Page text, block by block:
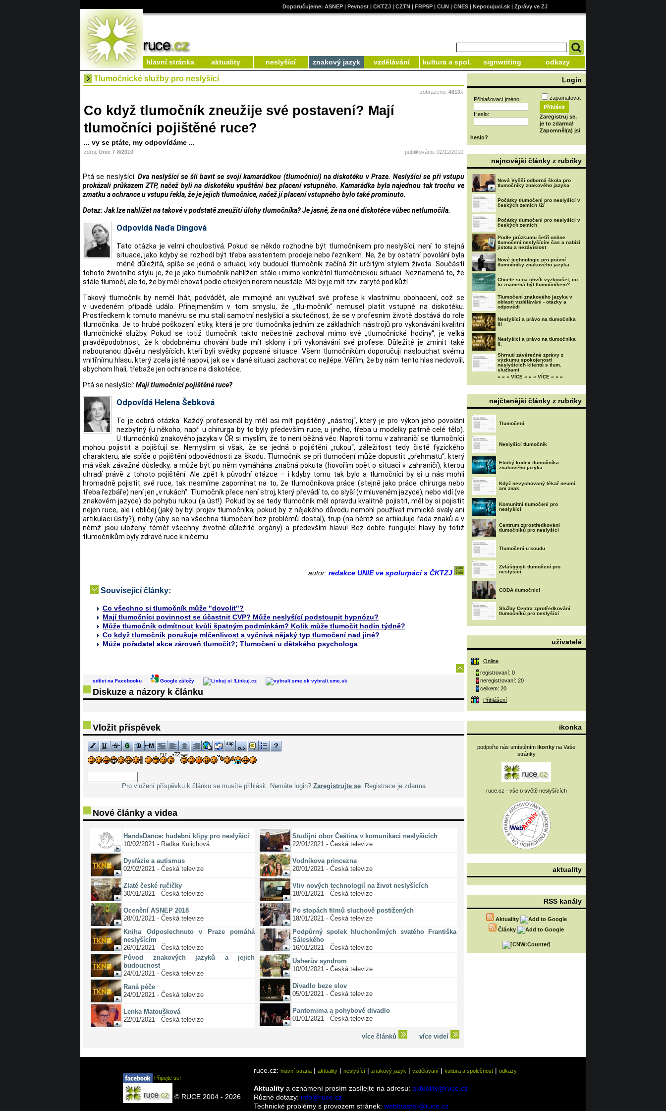
Doporučujeme: ASNEP| Pevnost| CKTZJ| CZTN| FRPSP| CUN| CNES| Nepocujuci.sk| Zprávy ve ZJ
hlavní stránka aktuality neslyšící znakový jazyk vzdělávání kultura a spol. signwriting odkazy
Tlumočnické služby pro neslyšící
zobrazeno: 4810x
Co když tlumočník zneužije své postavení? Mají
tlumočníci pojištěné ruce?
... vy se ptáte, my odpovídáme ...
zdroj: Unie 7-8/2010 publikováno: 02/12/2010
Ptá se neslyšící:Dva neslyšící se šli bavit se svojí kamarádkou (tlumočnicí) na diskotéku v Praze. Neslyšící se při vstupu
prokázali průkazem ZTP, načež byli na diskotéku vpuštěni bez placení vstupného. Kamarádka byla najednou tak trochu ve
zmatku a ochrance u vstupu řekla, že je jejich tlumočnice, načež jí placení vstupného bylo také prominuto.
Dotaz: Jak lze nahlížet na takové v podstatě zneužití úlohy tlumočníka? Je jasné, že na oné diskotéce vůbec netlumočila.
Odpovídá Naďa Dingová
Tato otázka je velmi choulostivá. Pokud se někdo rozhodne být tlumočníkem pro neslyšící, není to stejná
situace, jako kdyby se rozhodl být třeba asistentem prodeje nebo řezníkem. Ne, že by ostatní povolání byla
méně důležitá, spíše se jedná o situaci, kdy budoucí tlumočník začíná žít určitým stylem života. Součástí
tohoto životního stylu je, že je jako tlumočník nahlížen stále i mimo konkrétní tlumočnickou situaci. Neznamená to, že
stále tlumočí, ale to, že by měl chovat podle etických norem neustále. Měl by je mít tzv. zaryté pod kůží.
Takový tlumočník by neměl lhát, podvádět, ale mimojiné ani využívat své profese k vlastnímu obohacení, což se
v uvedeném případě událo. Přinejmenším v tom smyslu, že „tlu-močník“ nemusel platit vstupné na diskotéku.
Prostředkem k tomuto manévru se mu stali samotní neslyšící a skutečnost, že se v profesním životě dostává do role
tlumočníka. Je to hrubé poškození etiky, která je pro tlumočníka jedním ze základních nástrojů pro vykonávání kvalitní
tlumočnické služby. Pokud se totiž tlumočník takto nečestně zachoval mimo své „tlumočnické hodiny“, je velká
pravděpodobnost, že k obdobnému chování bude mít sklony i při vykonávání své profese. Důležité je zmínit také
nabouranou důvěru neslyšících, kteří byli svědky popsané situace. Všem tlumočníkům doporučuji naslouchat svému
vnitřnímu hlasu, který zcela jistě napoví, jak se v dané situaci zachovat co nejlépe. Věřím, že by nám tento hlas nedovolil,
abychom lhali, třebaže jen ochrance na diskotéce.
Ptá se neslyšící: Mají tlumočníci pojištěné ruce?
Odpovídá Helena Šebková
To je dobrá otázka. Každý profesionál by měl asi mít pojištěný „nástroj“, který je pro výkon jeho povolání
nezbytný (u někoho, např. u chirurga by to byly především ruce, u jiného, třeba u modelky patrně celé tělo).
U tlumočníků znakového jazyka v ČR si myslím, že to není běžná věc. Naproti tomu v zahraničí se tlumočníci
mohou pojistit a pojišťují se. Nemyslím si však, že se jedná o pojištění „rukou“, záležitost tedy čistě fyzického
charakteru, ale spíše o pojištění odpovědnosti za škodu. Tlumočník se při tlumočení může dopustit „přehmatu“, který
má však závažné důsledky, a může být po něm vymáhána značná pokuta (hovořím opět o situaci v zahraničí), kterou
uhradí právě z tohoto pojištění. Ale zpět k původní otázce – i kdyby tomu tak bylo a tlumočníci by si u nás mohli
hromadně pojistit své ruce, tak nesmíme zapomínat na to, že tlumočníkova práce (stejně jako práce chirurga nebo
třeba řezbáře) není jen „v rukách“. Tlumočník přece není stroj, který převádí to, co slyší (v mluveném jazyce), nebo vidí (ve
znakovém jazyce) do pohybu rukou (a úst!). Pokud by se tedy tlumočník měl opravdu kvalitně pojistit, měl by si pojistit
nejen ruce, ale i obličej (jaký by byl projev tlumočníka, pokud by z nějakého důvodu nemohl používat mimické svaly ani
artikulaci ústy?), nohy (aby se na všechna tlumočení bez problémů dostal), trup (na němž se artikuluje řada znaků a v
němž jsou uloženy téměř všechny životně důležité orgány) a především hlavu! Bez dobře fungující hlavy by totiž
tlumočníkům byly zdravé ruce k ničemu.
autor: redakce UNIE ve spolurpáci s ČKTZJ
Související články:
Co všechno si tlumočník může "dovolit"?
Mají tlumočníci povinnost se účastnit CVP? Může neslyšící podstoupit hypnózu?
Může tlumočník odmítnout kvůli špatným podmínkám? Kolik může tlumočit hodin týdně?
Co když tlumočník porušuje mlčenlivost a vyčnívá nějaký typ tlumočení nad jiné?
Může pořadatel akce zároveň tlumočit?; Tlumočení u dětského psychologa
sdílet na Facebooku Google záložy Linkuj.cz vybrali.sme.sk
Diskuze a názory k článku
Vložit příspěvek
Pro vložení příspěvku k článku se musíte přihlásit. Nemáte login? Zaregistrujte se. Registrace je zdarma
Nové články a videa
HandsDance: hudební klipy pro neslyšící
10/02/2021 - Radka Kulichová
Dysfázie a autismus
02/02/2021 - Česká televize
Zlaté české ručičky
30/01/2021 - Česká televize
Ocenění ASNEP 2018
28/01/2021 - Česká televize
Kniha Odposlechnuto v Praze pomáhá
neslyšícím
26/01/2021 - Česká televize
Původ znakových jazyků a jejich
budoucnost
24/01/2021 - Česká televize
Raná péče
24/01/2021 - Česká televize
Lenka Matoušková
22/01/2021 - Česká televize
Studijní obor Čeština v komunikaci neslyšících
22/01/2021 - Česká televize
Vodníkova princezna
20/01/2021 - Česká televize
Vliv nových technologií na život neslyšících
18/01/2021 - Česká televize
Po stopách filmů sluchově postižených
18/01/2021 - Česká televize
Podpůrný spolek hluchoněmých svatého Františka
Sáleského
16/01/2021 - Česká televize
Usherův syndrom
10/01/2021 - Česká televize
Divadlo beze slov
05/01/2021 - Česká televize
Pantomima a pohybové divadlo
01/01/2021 - Česká televize
více článků více videí
Login
Přihlašovací jméno:
Heslo:
zapamatovat
Zaregistruj se,
je to zdarma!
Zapomněl(a) jsi
heslo?
nejnovější články z rubriky
Nová Vyšší odborná škola pro
tlumočníky znakového jazyka
Počátky tlumočení pro neslyšící v
českých zemích /2/
Počátky tlumočení pro neslyšící v
českých zemích
Podle průzkumu šetří online
tlumočení neslyšícím čas a nabízí
jistotu a nezávislost
Nové technologie pro právní
tlumočníky znakového jazyka
Chcete si na chvíli vyzkoušet, co
to znamená být tlumočníkem?
Tlumočení znakového jazyka v
oblasti vzdělávání - otázky a
odpovědi
Neslyšící a právo na tlumočníka
III
Neslyšící a právo na tlumočníka
II.
Shrnutí závěrečné zprávy z
výzkumu spokojenosti
neslyšících klientů s tlum.
službami
« « « VÍCE « « « VÍCE « « «
nejčtenější články z rubriky
Tlumočení
Neslyšící tlumočník
Etický kodex tlumočníka
znakového jazyka
Když nevychovaný lékař neumí
ani znak
Komunitní tlumočení pro
neslyšící
Centrum zprostředkování
tlumočníků pro neslyšící
Tlumočení u soudu
Zvláštnosti tlumočení pro
neslyšící
CODA tlumočníci
Služby Centra zprotředkování
tlumočníků pro neslyšící
uživatelé
Online
registrovaní: 0
neregistrovaní: 20
celkem: 20
Přihlášení
ikonka
podpořte nás umístěním ikonky na Vaše
stránky
ruce.cz - vše o světě neslyšících
aktuality
RSS kanály
Aktuality
Články
Připojte se!
© RUCE 2004 - 2026
ruce.cz: hlavní strana| aktuality| neslyšící| znakový jazyk | vzdělávání| kultura a společnost| odkazy
Aktuality a oznámení prosím zasílejte na adresu: aktuality@ruce.cz
Různé dotazy: info@ruce.cz
Technické problémy s provozem stránek: webmaster@ruce.cz